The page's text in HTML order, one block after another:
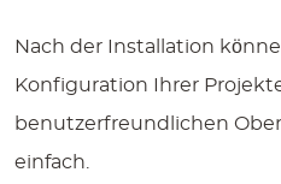
Nach der Installation
Konfiguration Ihrer
benutzerfreundlichen
einfach.